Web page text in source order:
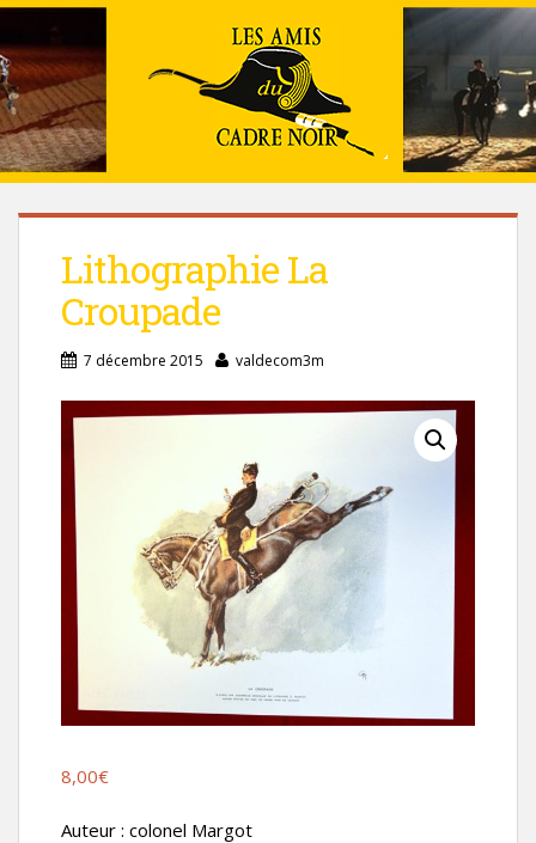
Lithographie La
Croupade
7 décembre 2015 valdecom3m
8,00€
Auteur : colonel Margot